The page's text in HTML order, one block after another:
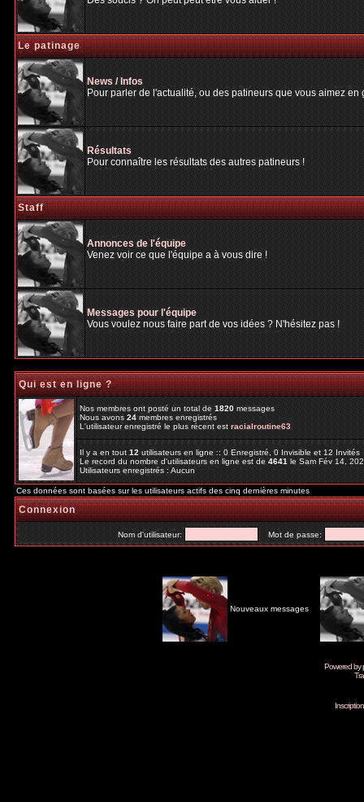
Le patinage
News / Infos
Pour parler de l'actualité, ou des patineurs que vous aimez
Résultats
Pour connaître les résultats des autres patineurs !
Staff
Annonces de l'équipe
Venez voir ce que l'équipe a à vous dire !
Messages pour l'équipe
Vous voulez nous faire part de vos idées ? N'hésitez pas !
Qui est en ligne ?
Nos membres ont posté un total de1820messages
Nous avons24membres enregistrés
L'utilisateur enregistré le plus récent estracialroutine63
Il y a en tout12utilisateurs en ligne :: 0 Enregistré, 0 Invisible et 12
Le record du nombre d'utilisateurs en ligne est de4641le Sam Fév 14,
Utilisateurs enregistrés : Aucun
Ces données sont basées sur les utilisateurs actifs des cinq dernières minutes
Connexion
Nom d'utilisateur: Mot de passe:
Nouveaux messages
Powered by